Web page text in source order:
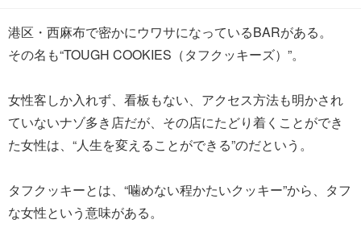
港区・西麻布で密かにウワサになっているBARがある。
その名も“TOUGH COOKIES（タフクッキーズ）”。
女性客しか入れず、看板もない、アクセス方法も明かされ
ていないナゾ多き店だが、その店にたどり着くことができ
た女性は、“人生を変えることができる”のだという。
タフクッキーとは、“噛めない程かたいクッキー”から、タフ
な女性という意味がある。